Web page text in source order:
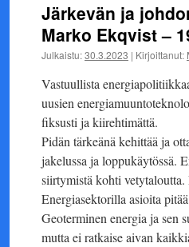
Järkevän ja
Marko Ekqvist –
Julkaistu:30.3.2023 | Kirjoittanut:
Vastuullista
uusien
fiksusti ja kiirehtimättä.
Pidän tärkeänä kehittää ja
jakelussa ja loppukäytössä.
siirtymistä kohti vetytaloutta.
Energiasektorilla asioita
Geoterminen energia ja sen
mutta ei ratkaise aivan